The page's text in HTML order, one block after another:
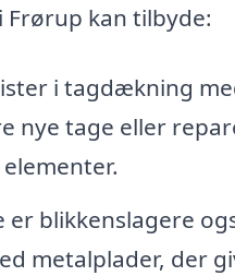
kan tilbyde:
i tagdækning
nye tage eller
er blikkenslagere
metalplader, der